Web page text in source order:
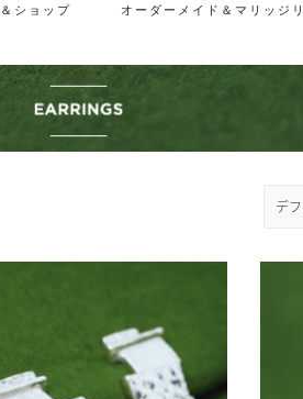
ショップ オーダーメイド＆マリッジ